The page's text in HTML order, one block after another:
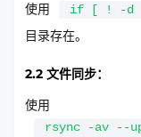
使用
if [ ! -d
目录存在。
2.2 文件同步：
使用
rsync -av --